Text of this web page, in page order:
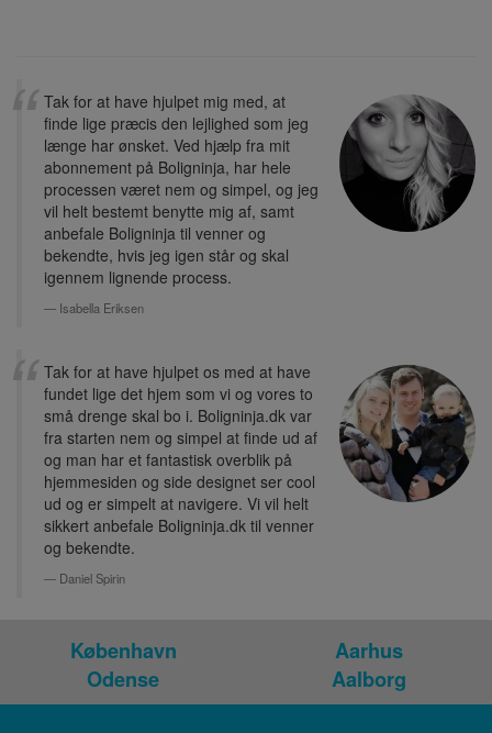
Tak for at have hjulpet mig med, at
finde lige præcis den lejlighed som jeg
længe har ønsket. Ved hjælp fra mit
abonnement på Boligninja, har hele
processen været nem og simpel, og jeg
vil helt bestemt benytte mig af, samt
anbefale Boligninja til venner og
bekendte, hvis jeg igen står og skal
igennem lignende process.
Isabella Eriksen
Tak for at have hjulpet os med at have
fundet lige det hjem som vi og vores to
små drenge skal bo i. Boligninja.dk var
fra starten nem og simpel at finde ud af
og man har et fantastisk overblik på
hjemmesiden og side designet ser cool
ud og er simpelt at navigere. Vi vil helt
sikkert anbefale Boligninja.dk til venner
og bekendte.
Daniel Spirin
København
Aarhus
Odense
Aalborg